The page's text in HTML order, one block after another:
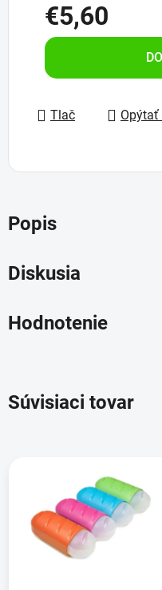
€5,60
Jednotková cena:
Tlač Opýtať
Popis
Diskusia
Hodnotenie
Súvisiaci tovar